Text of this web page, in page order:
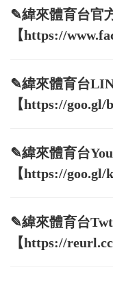
✎緯來體育台官
【https://
✎緯來體育台
【https://goo.gl/
✎緯來體育台
【https://goo.gl/
✎緯來體育台
【https://